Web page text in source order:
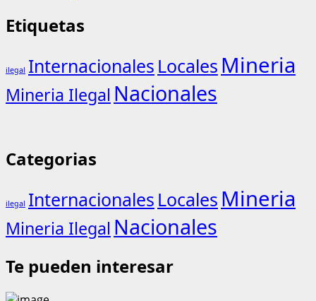
Etiquetas
ilegal Internacionales Locales Mineria
Mineria Ilegal Nacionales
Categorias
ilegal Internacionales Locales Mineria
Mineria Ilegal Nacionales
Te pueden interesar